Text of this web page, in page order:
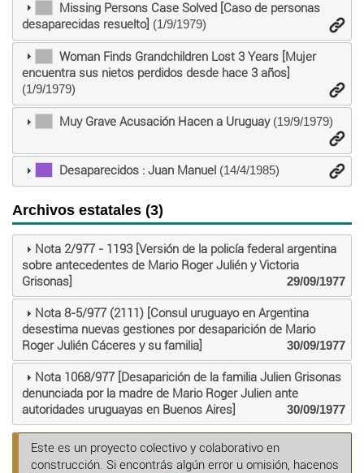
Missing Persons Case Solved [Caso de personas
desaparecidas resuelto] (1/9/1979)
Woman Finds Grandchildren Lost 3 Years [Mujer
encuentra sus nietos perdidos desde hace 3 años]
(1/9/1979)
Muy Grave Acusación Hacen a Uruguay(19/9/1979)
Desaparecidos : Juan Manuel(14/4/1985)
Archivos estatales (3)
Nota 2/977 - 1193 [Versión de la policía federal argentina
sobre antecedentes de Mario Roger Julién y Victoria
Grisonas]
29/09/1977
Nota 8-5/977 (2111) [Consul uruguayo en Argentina
desestima nuevas gestiones por desaparición de Mario
Roger Julién Cáceres y su familia]
30/09/1977
Nota 1068/977 [Desaparición de la familia Julien Grisonas
denunciada por la madre de Mario Roger Julien ante
autoridades uruguayas en Buenos Aires]
30/09/1977
Este es un proyecto colectivo y colaborativo en
construcción. Si encontrás algún error u omisión, hacenos